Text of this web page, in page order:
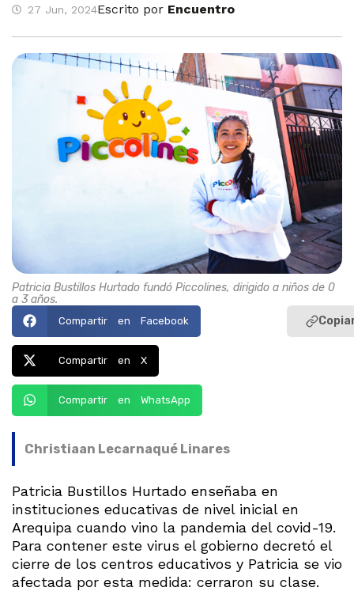
27 Jun, 2024Escrito por Encuentro
Patricia Bustillos Hurtado fundó Piccolines, dirigido a niños de 0
a 3 años.
Compartir en Facebook
Compartir en X
Compartir en WhatsApp
Christiaan Lecarnaqué Linares
Patricia Bustillos Hurtado enseñaba en
instituciones educativas de nivel inicial en
Arequipa cuando vino la pandemia del covid-19.
Para contener este virus el gobierno decretó el
cierre de los centros educativos y Patricia se vio
afectada por esta medida: cerraron su clase.